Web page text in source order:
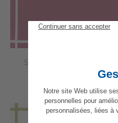
Serviette Bicolore - Pivoine/